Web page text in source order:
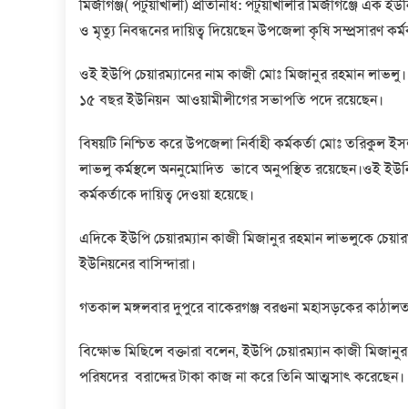
মির্জাগঞ্জ( পটুয়াখালী) প্রতিনিধি: পটুয়াখালীর মির্জাগঞ্জে এক
ও মৃত্যু নিবন্ধনের দায়িত্ব দিয়েছেন উপজেলা কৃষি সম্প্রসারণ
ওই ইউপি চেয়ারম্যানের নাম কাজী মোঃ মিজানুর রহমান
১৫ বছর ইউনিয়ন আওয়ামীলীগের সভাপতি পদে রয়েছেন।
বিষয়টি নিশ্চিত করে উপজেলা নির্বাহী কর্মকর্তা মোঃ তরিকুল
লাভলু কর্মস্থলে অননুমোদিত ভাবে অনুপস্থিত রয়েছেন।ওই
কর্মকর্তাকে দায়িত্ব দেওয়া হয়েছে।
এদিকে ইউপি চেয়ারম্যান কাজী মিজানুর রহমান লাভলুকে
ইউনিয়নের বাসিন্দারা।
গতকাল মঙ্গলবার দুপুরে বাকেরগঞ্জ বরগুনা মহাসড়কের
বিক্ষোভ মিছিলে বক্তারা বলেন, ইউপি চেয়ারম্যান কাজী
পরিষদের বরাদ্দের টাকা কাজ না করে তিনি আত্মসাৎ করেছেন।